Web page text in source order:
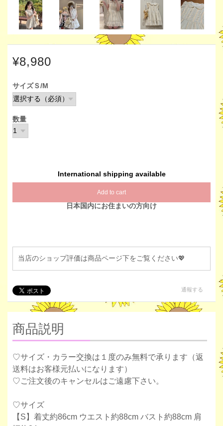
¥8,980
サイズＳ/M
数量
International shipping available
Add to cart
日本国内にお住まいの方向け
当店のショップ評価は商品ページ下をご覧ください💖
通報する
商品説明
♡サイズ・カラー交換は１度のみ無料で承ります（返
送料はお客様元払いになります）
♡ご注文後のキャンセルはご遠慮下さい。
♡サイズ
【S】着丈約86cm ウエスト約88cm バスト約88cm 肩